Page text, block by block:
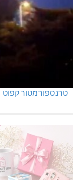
טרנספורמטור קפוט